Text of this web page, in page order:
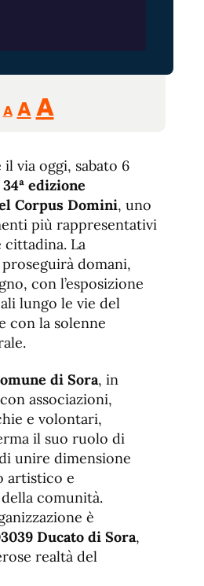
A
Reducir
tamaño
A Restablecer
tamaño
fuente
AAumentar
de
fuente.
il via oggi, sabato 6
34ª edizione
Corpus Domini, uno
più rappresentativi
La
domani,
con l’esposizione
lungo le vie del
con la solenne
di Sora, in
associazioni,
e volontari,
il suo ruolo di
unire dimensione
artistico e
comunità.
è
Ducato di Sora,
realtà del